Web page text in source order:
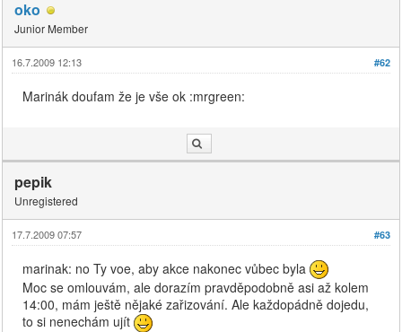
oko
Junior Member
#62
16.7.2009 12:13
Marinák doufam že je vše ok :mrgreen:
pepik
Unregistered
#63
17.7.2009 07:57
marinak: no Ty voe, aby akce nakonec vůbec byla
Moc se omlouvám, ale dorazím pravděpodobně asi až kolem
14:00, mám ještě nějaké zařizování. Ale každopádně dojedu,
to si nenechám ujít